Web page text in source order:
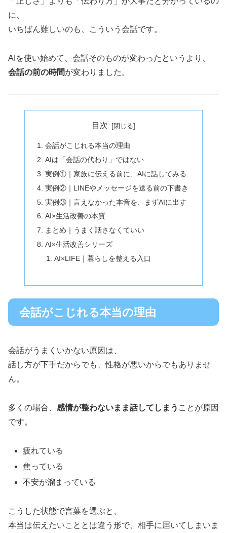
に、
いちばん難しいのも、こういう会話です。
AIを使い始めて、会話そのものが変わったというより、
会話の前の時間が変わりました。
目次
会話がこじれる本当の理由
AIは「会話の代わり」ではない
実例①｜家族に伝える前に、AIに話してみる
実例②｜LINEやメッセージを送る前の下書き
実例③｜言えなかった本音を、まずAIに出す
AI×生活改善の本質
まとめ｜うまく話さなくていい
AI×生活改善シリーズ
AI×LIFE｜暮らしを整える入口
会話がこじれる本当の理由
会話がうまくいかない原因は、
話し方が下手だからでも、性格が悪いからでもありませ
ん。
多くの場合、 感情が整わないまま話してしまう ことが原因
です。
疲れている
焦っている
不安が溜まっている
こうした状態で言葉を選ぶと、
本当は伝えたいこととは違う形で、相手に届いてしまいま